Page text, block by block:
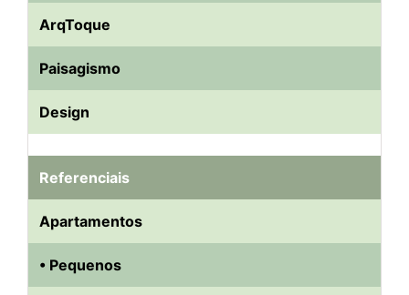
ArqToque
Paisagismo
Design
Referenciais
Apartamentos
• Pequenos